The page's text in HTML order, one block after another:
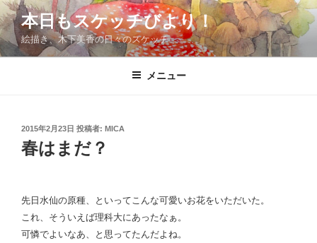
コ
ン
テ
ン
本日もスケッチびより！
絵描き、木下美香の日々のスケッチ
メニュー
投
稿
日:
2015年2月23日 投稿者: MICA
春はまだ？
先日水仙の原種、といってこんな可愛いお花をいただいた。
これ、そういえば理科大にあったなぁ。
可憐でよいなあ、と思ってたんだよね。